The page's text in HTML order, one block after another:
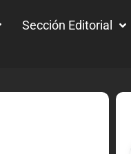
Sección Editorial